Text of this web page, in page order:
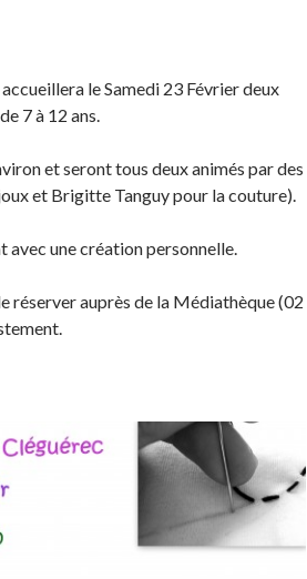
le Samedi 23 Février deux
7 à 12 ans.
et seront tous deux animés par des
et Brigitte Tanguy pour la couture).
avec une création personnelle.
réserver auprès de la Médiathèque (02